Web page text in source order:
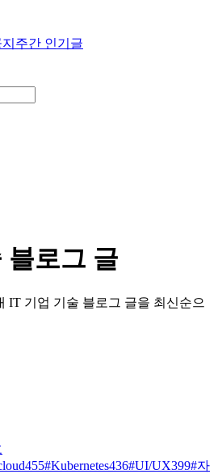
주간 인기글
블로그 글
IT 기업 기술 블로그 글을 최신순으
455#Kubernetes436#UI/UX399#자